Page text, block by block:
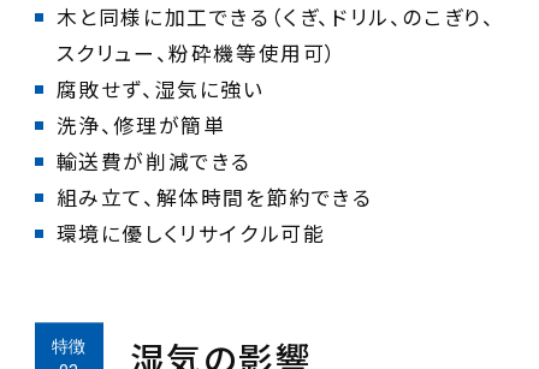
木と同様に加工できる（くぎ、ドリル、のこぎり、
環境に優しくリサイクル可能
湿気の影響